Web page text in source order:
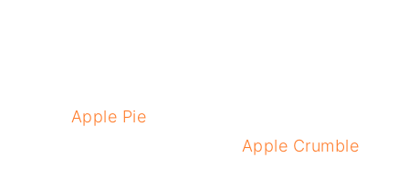
Apple Pie
Apple Crumble